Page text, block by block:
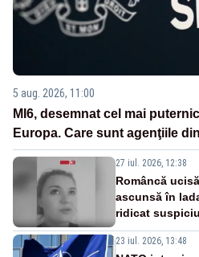
5 aug. 2026, 11:00
MI6, desemnat cel mai
Europa. Care sunt agenţiile
27 iul. 2026, 12:38
Româncă
ascunsă în
ridicat
23 iul. 2026, 13:48